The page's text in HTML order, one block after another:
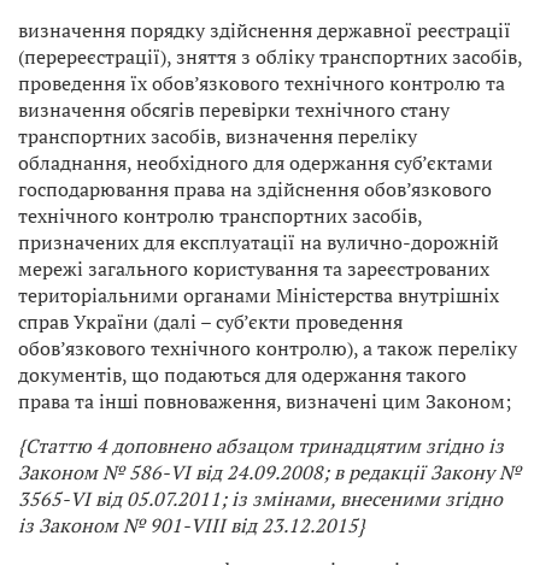
визначення порядку здійснення державної реєстрації
(перереєстрації), зняття з обліку транспортних засобів,
проведення їх обов’язкового технічного контролю та
визначення обсягів перевірки технічного стану
транспортних засобів, визначення переліку
обладнання, необхідного для одержання суб’єктами
господарювання права на здійснення обов’язкового
технічного контролю транспортних засобів,
призначених для експлуатації на вулично-дорожній
мережі загального користування та зареєстрованих
територіальними органами Міністерства внутрішніх
справ України (далі – суб’єкти проведення
обов’язкового технічного контролю), а також переліку
документів, що подаються для одержання такого
права та інші повноваження, визначені цим Законом;
{Статтю 4 доповнено абзацом тринадцятим згідно із
Законом № 586-VI від 24.09.2008; в редакції Закону №
3565-VI від 05.07.2011; із змінами, внесеними згідно
із Законом № 901-VIII від 23.12.2015}